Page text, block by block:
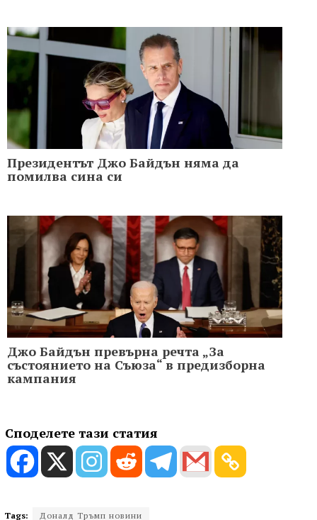
Президентът Джо Байдън няма да
помилва сина си
Джо Байдън превърна речта „За
състоянието на Съюза“ в предизборна
кампания
Споделете тази статия
Tags: Доналд Тръмп новини